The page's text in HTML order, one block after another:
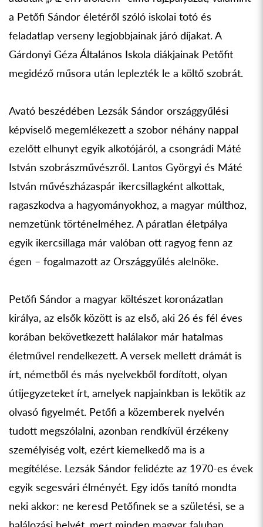
a Petőfi Sándor életéről szóló iskolai totó és
feladatlap verseny legjobbjainak járó díjakat. A
Gárdonyi Géza Általános Iskola diákjainak Petőfit
megidéző műsora után leplezték le a költő szobrát.
Avató beszédében Lezsák Sándor országgyűlési
képviselő megemlékezett a szobor néhány nappal
ezelőtt elhunyt egyik alkotójáról, a csongrádi Máté
István szobrászművészről. Lantos Györgyi és Máté
István művészházaspár ikercsillagként alkottak,
ragaszkodva a hagyományokhoz, a magyar múlthoz,
nemzetünk történelméhez. A páratlan életpálya
egyik ikercsillaga már valóban ott ragyog fenn az
égen – fogalmazott az Országgyűlés alelnöke.
Petőfi Sándor a magyar költészet koronázatlan
királya, az elsők között is az első, aki 26 és fél éves
korában bekövetkezett halálakor már hatalmas
életművel rendelkezett. A versek mellett drámát is
írt, németből és más nyelvekből fordított, olyan
útijegyzeteket írt, amelyek napjainkban is lekötik az
olvasó figyelmét. Petőfi a közemberek nyelvén
tudott megszólalni, azonban rendkívül érzékeny
személyiség volt, ezért kiemelkedő ma is a
megítélése. Lezsák Sándor felidézte az 1970-es évek
egyik segesvári élményét. Egy idős tanító mondta
neki akkor: ne keresd Petőfinek se a születési, se a